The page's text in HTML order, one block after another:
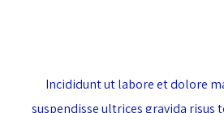
“Incididunt ut labore et dolore
suspendisse ultrices gravida risus